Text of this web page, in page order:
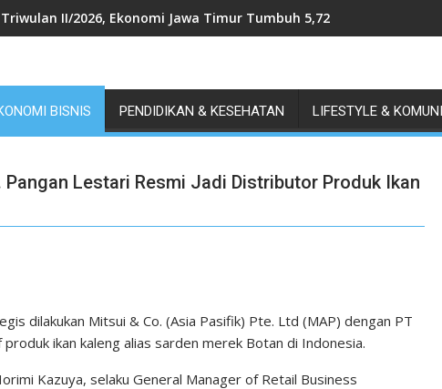
Triwulan II/2026, Ekonomi Jawa Timur Tumbuh 5,72 Persen, Tertinggi
BISNIS PENDIDIKAN & KESEHATAN LIFESTYLE &
Lestari Resmi Jadi Distributor Produk Ikan
dilakukan Mitsui & Co. (Asia Pasifik) Pte. Ltd (MAP) dengan PT
ikan kaleng alias sarden merek Botan di Indonesia.
Kazuya, selaku General Manager of Retail Business